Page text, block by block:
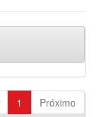
1 Próximo